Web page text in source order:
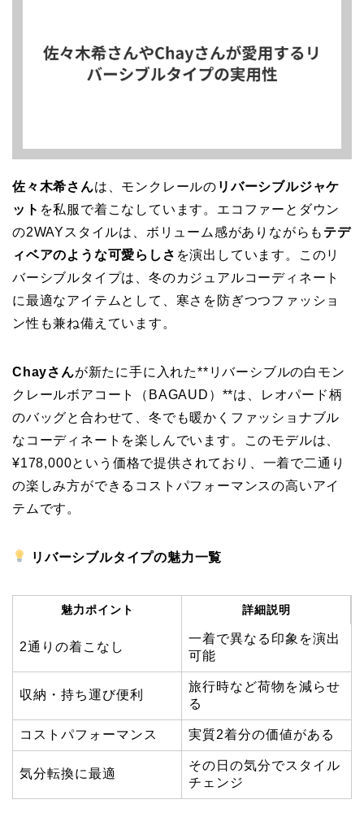
佐々木希さんは、モンクレールの リバーシブルジャケ
ット を私服で着こなしています。エコファーとダウン
の2WAYスタイルは、ボリューム感がありながらも テデ
ィベアのような可愛らしさ を演出しています。このリ
バーシブルタイプは、冬のカジュアルコーディネート
に最適なアイテムとして、寒さを防ぎつつファッショ
ン性も兼ね備えています。
Chayさんが新たに手に入れた**リバーシブルの白モン
クレールボアコート（BAGAUD）**は、レオパード柄
のバッグと合わせて、冬でも暖かくファッショナブル
なコーディネートを楽しんでいます。このモデルは、
¥178,000という価格で提供されており、一着で二通り
の楽しみ方ができるコストパフォーマンスの高いアイ
テムです。
リバーシブルタイプの魅力一覧
魅力ポイント 詳細説明
2通りの着こなし
一着で異なる印象を演出
可能
収納・持ち運び便利
旅行時など荷物を減らせ
る
コストパフォーマンス 実質2着分の価値がある
気分転換に最適
その日の気分でスタイル
チェンジ